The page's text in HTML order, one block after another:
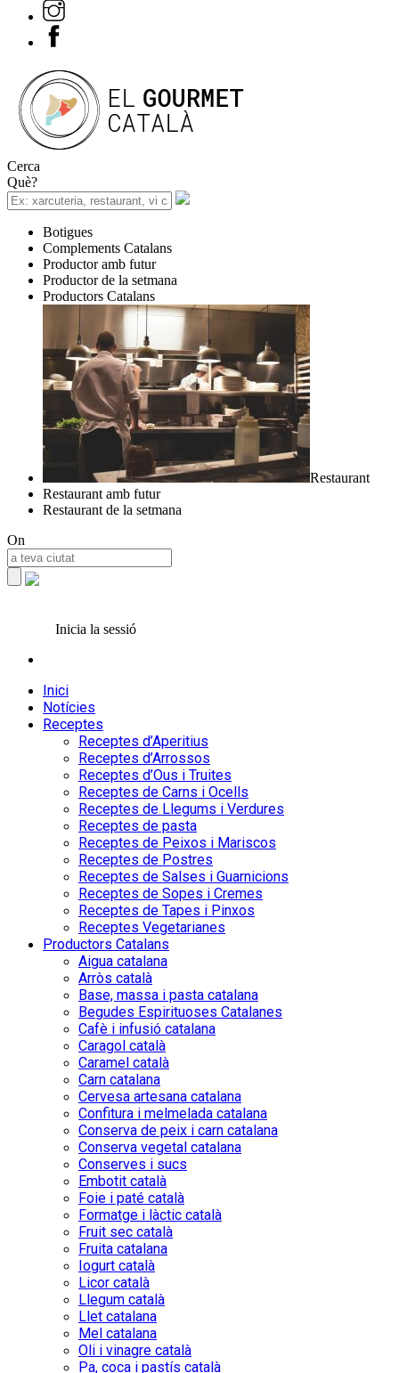
Cerca
Què?
Botigues
Complements Catalans
Productor amb futur
Productor de la setmana
Productors Catalans
Restaurant
Restaurant amb futur
Restaurant de la setmana
On
Inicia la sessió
Inici
Notícies
Receptes
Receptes d’Aperitius
Receptes d’Arrossos
Receptes d’Ous i Truites
Receptes de Carns i Ocells
Receptes de Llegums i Verdures
Receptes de pasta
Receptes de Peixos i Mariscos
Receptes de Postres
Receptes de Salses i Guarnicions
Receptes de Sopes i Cremes
Receptes de Tapes i Pinxos
Receptes Vegetarianes
Productors Catalans
Aigua catalana
Arròs català
Base, massa i pasta catalana
Begudes Espirituoses Catalanes
Cafè i infusió catalana
Caragol català
Caramel català
Carn catalana
Cervesa artesana catalana
Confitura i melmelada catalana
Conserva de peix i carn catalana
Conserva vegetal catalana
Conserves i sucs
Embotit català
Foie i paté català
Formatge i làctic català
Fruit sec català
Fruita catalana
Iogurt català
Licor català
Llegum català
Llet catalana
Mel catalana
Oli i vinagre català
Pa, coca i pastís català